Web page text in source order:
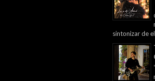
sintonizar de